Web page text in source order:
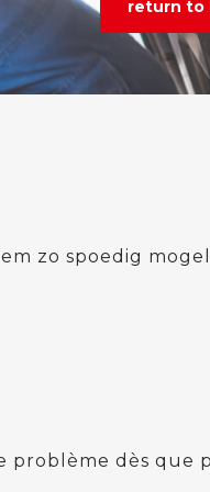
return to
zo spoedig
problème dès que